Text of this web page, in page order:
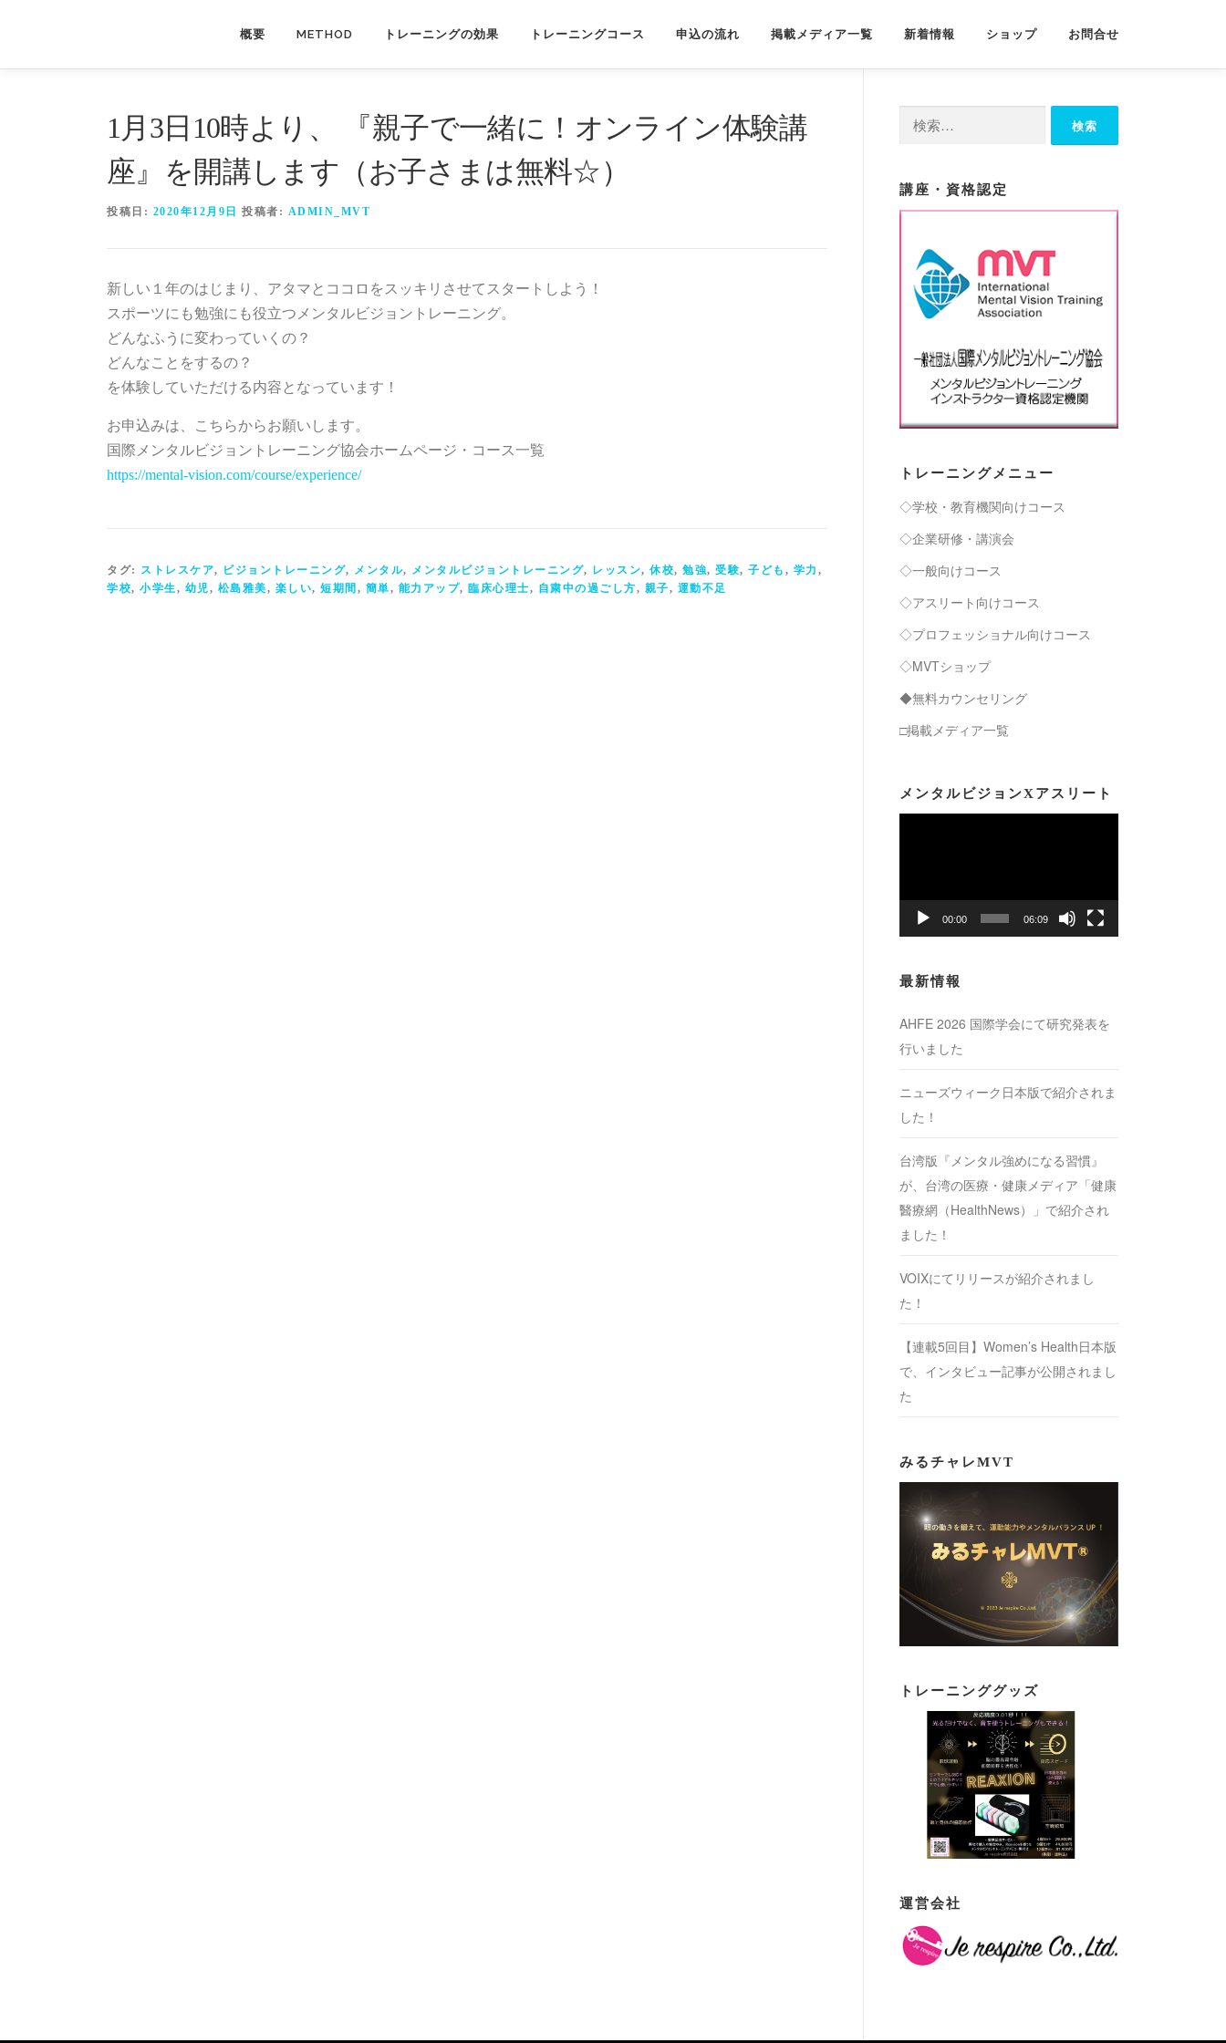
概要 METHOD トレーニングの効果 トレーニングコース 申込の流れ 掲載メディア一覧 新着情報 ショップ お問合せ
1月3日10時より、 『親子で一緒に！オンライン体験講
座』を開講します（お子さまは無料☆）
投稿日: 2020年12月9日 投稿者: ADMIN_MVT
新しい１年のはじまり、アタマとココロをスッキリさせてスタートしよう！
スポーツにも勉強にも役立つメンタルビジョントレーニング。
どんなふうに変わっていくの？
どんなことをするの？
を体験していただける内容となっています！
お申込みは、こちらからお願いします。
国際メンタルビジョントレーニング協会ホームページ・コース一覧
https://mental-vision.com/course/experience/
タグ: ストレスケア, ビジョントレーニング, メンタル, メンタルビジョントレーニング, レッスン, 休校, 勉強, 受験, 子ども , 学力 ,
学校, 小学生, 幼児, 松島雅美, 楽しい, 短期間 , 簡単, 能力アップ, 臨床心理士, 自粛中の過ごし方, 親子, 運動不足
講座・資格認定
トレーニングメニュー
◇学校・教育機関向けコース
◇企業研修・講演会
◇一般向けコース
◇アスリート向けコース
◇プロフェッショナル向けコース
◇MVTショップ
◆無料カウンセリング
□掲載メディア一覧
メンタルビジョンXアスリート
レ
ー
00:00 06:09
最新情報
AHFE 2026 国際学会にて研究発表を
行いました
ニューズウィーク日本版で紹介されま
した！
台湾版『メンタル強めになる習慣』
が、台湾の医療・健康メディア「健康
醫療網（HealthNews）」で紹介され
ました！
VOIXにてリリースが紹介されまし
た！
【連載5回目】Women’s Health日本版
で、インタビュー記事が公開されまし
た
みるチャレMVT
トレーニンググッズ
運営会社